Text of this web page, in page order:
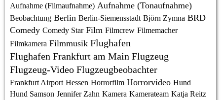
Aufnahme (Filmaufnahme) Aufnahme (Tonaufnahme)
Beobachtung Berlin Berlin-Siemensstadt Björn Zymna BRD
Comedy Comedy Star Film Filmcrew Filmemacher
Filmkamera Filmmusik Flughafen
Flughafen Frankfurt am Main Flugzeug
Flugzeug-Video Flugzeugbeobachter
Frankfurt Airport Hessen Horrorfilm Horrorvideo Hund
Hund Samson Jennifer Zahn Kamera Kamerateam Katja Reitz